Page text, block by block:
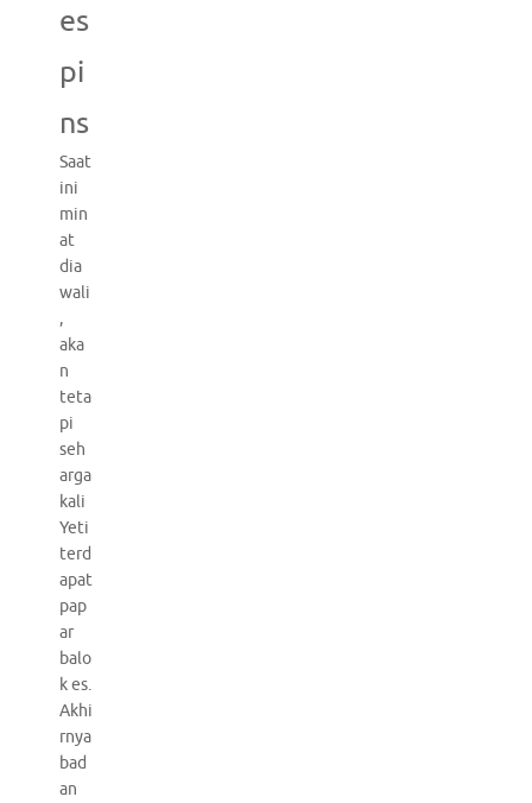
es
pi
ns
Saat
ini
min
at
dia
wali
,
aka
n
teta
pi
seh
arga
kali
Yeti
terd
apat
pap
ar
balo
k es.
Akhi
rnya
bad
an